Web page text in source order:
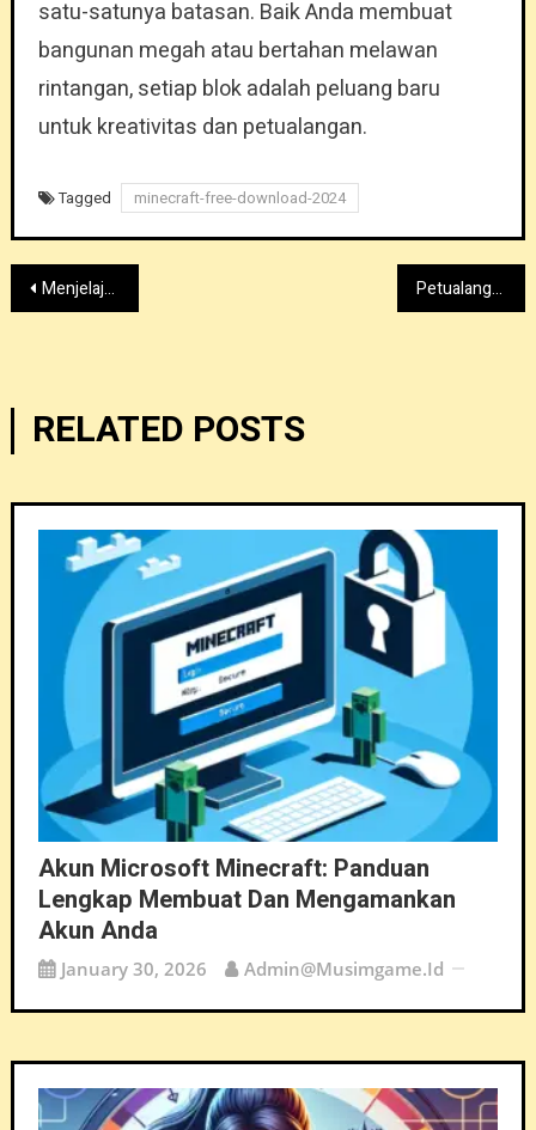
satu-satunya batasan. Baik Anda membuat
bangunan megah atau bertahan melawan
rintangan, setiap blok adalah peluang baru
untuk kreativitas dan petualangan.
Tagged minecraft-free-download-2024
Post
Menjelajahi Karakter Alex di Minecraft: Perjalanan Melalui Dunianya Petualangan Epik Menanti: Unduhan Minecraft Penuh Aksi untuk Setiap Gamer
RELATED POSTS
Akun Microsoft Minecraft: Panduan
Lengkap Membuat Dan Mengamankan
Akun Anda
January 30, 2026 Admin@musimgame.id